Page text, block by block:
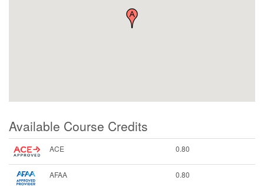
Available Course Credits
ACE 0.80
AFAA 0.80